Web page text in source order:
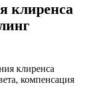
клиренса
клиренса
компенсация